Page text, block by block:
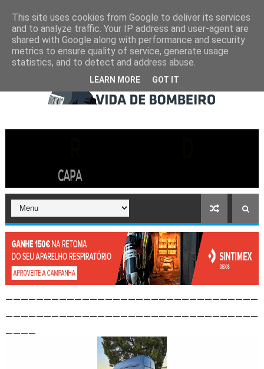
This site uses cookies from Google to deliver its services
and to analyze traffic. Your IP address and user-agent are
shared with Google along with performance and security
metrics to ensure quality of service, generate usage
statistics, and to detect and address abuse.
LEARN MORE GOT IT